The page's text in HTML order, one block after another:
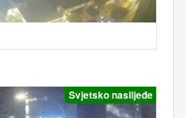
Svjetsko naslijeđe